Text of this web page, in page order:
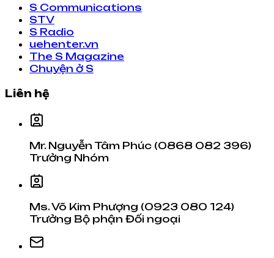
S Communications
STV
S Radio
uehenter.vn
The S Magazine
Chuyện ở S
Liên hệ
Mr. Nguyễn Tâm Phúc (0868 082 396)
Trưởng Nhóm
Ms. Võ Kim Phượng (0923 080 124)
Trưởng Bộ phận Đối ngoại